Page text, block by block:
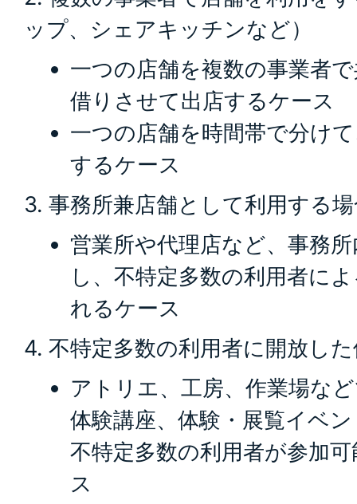
ップ、シェアキッチンなど）
一つの店舗を複数の事業者
借りさせて出店するケース
一つの店舗を時間帯で分け
するケース
3. 事務所兼店舗として利用する
営業所や代理店など、事務
し、不特定多数の利用者に
れるケース
4. 不特定多数の利用者に開放し
アトリエ、工房、作業場な
体験講座、体験・展覧イベ
不特定多数の利用者が参加
ス